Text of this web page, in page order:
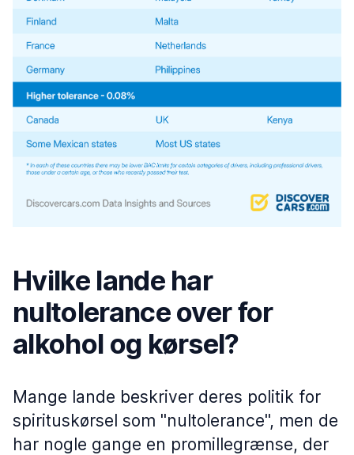
Hvilke lande har
nultolerance over for
alkohol og kørsel?
Mange lande beskriver deres politik for
spirituskørsel som "nultolerance", men de
har nogle gange en promillegrænse, der